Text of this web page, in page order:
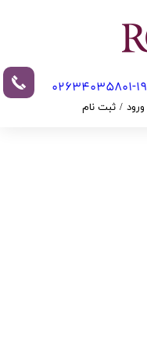
02634035801-19​​​​​​​​​​​​​​
ورود / ثبت نام